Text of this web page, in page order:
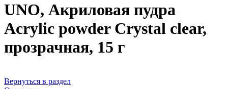
UNO, Акриловая пудра
Acrylic powder Сrystal clear,
прозрачная, 15 г
Вернуться в раздел